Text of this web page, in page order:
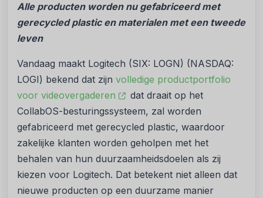
Alle producten worden nu gefabriceerd met
gerecycled plastic en materialen met een tweede
leven
Vandaag maakt Logitech (SIX: LOGN) (NASDAQ:
LOGI) bekend dat zijn volledige productportfolio
voor videovergaderen
dat draait op het
CollabOS-besturingssysteem, zal worden
gefabriceerd met gerecycled plastic, waardoor
zakelijke klanten worden geholpen met het
behalen van hun duurzaamheidsdoelen als zij
kiezen voor Logitech. Dat betekent niet alleen dat
nieuwe producten op een duurzame manier